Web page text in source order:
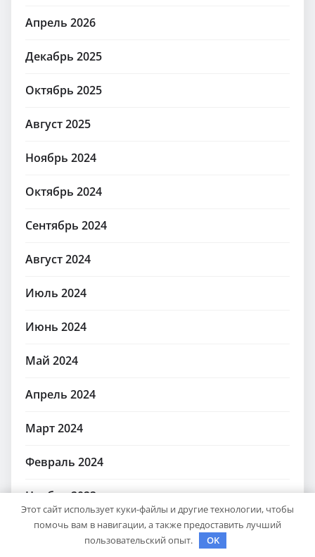
Апрель 2026
Декабрь 2025
Октябрь 2025
Август 2025
Ноябрь 2024
Октябрь 2024
Сентябрь 2024
Август 2024
Июль 2024
Июнь 2024
Май 2024
Апрель 2024
Март 2024
Февраль 2024
Ноябрь 2023
Февраль 2023
Этот сайт использует куки-файлы и другие технологии, чтобы
помочь вам в навигации, а также предоставить лучший
пользовательский опыт.
OK